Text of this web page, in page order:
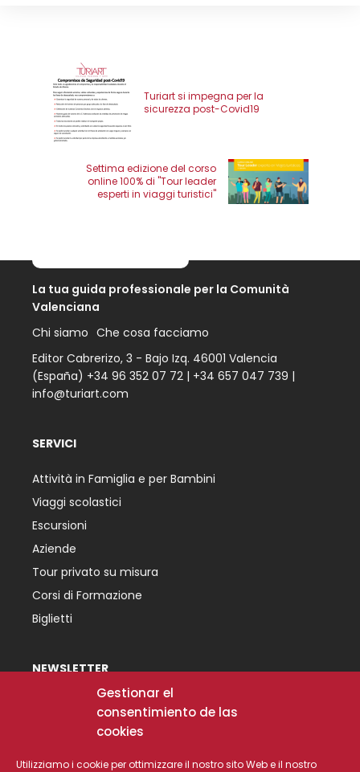
Gestionar el
consentimiento de las
cookies
Utilizziamo i cookie per ottimizzare il nostro sito Web e il nostro
Settima edizione del corso
online 100% di "Tour leader
esperti in viaggi turistici"
Turiart si impegna per la
sicurezza post-Covid19
La tua guida professionale per la Comunità
Valenciana
Chi siamo Che cosa facciamo
Editor Cabrerizo, 3 - Bajo Izq. 46001 Valencia
(España) +34 96 352 07 72 | +34 657 047 739 |
info@turiart.com
SERVICI
Attività in Famiglia e per Bambini
Viaggi scolastici
Escursioni
Aziende
Tour privato su misura
Corsi di Formazione
Biglietti
NEWSLETTER
Iscriviti alla nostra newsletter e non perdere le
nostre offerte e novità.
[mc4wp_form id="30663"]